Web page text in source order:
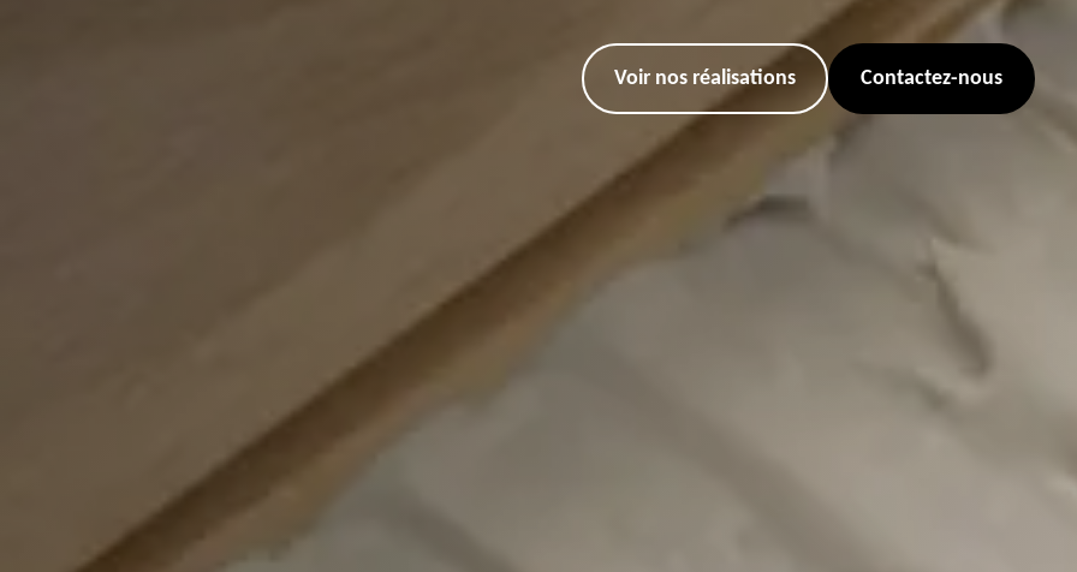
Voir nos réalisations Contactez-nous